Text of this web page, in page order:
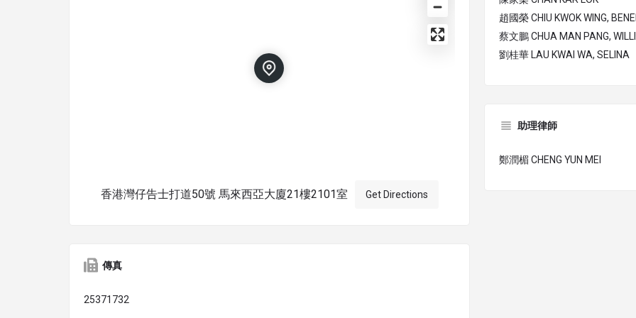
香港灣仔告士打道50號 馬來西亞大廈21樓2101室 Get Directions
傳真
25371732
趙國榮 CHIU KWOK WING,
蔡文鵬 CHUA MAN PANG,
劉桂華 LAU KWAI WA, SELINA
助理律師
鄭潤楣 CHENG YUN MEI